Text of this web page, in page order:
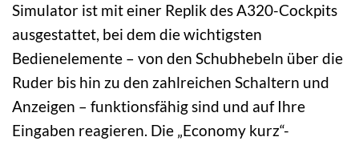
Simulator ist mit einer Replik des A320-Cockpits
ausgestattet, bei dem die wichtigsten
Bedienelemente – von den Schubhebeln über die
Ruder bis hin zu den zahlreichen Schaltern und
Anzeigen – funktionsfähig sind und auf Ihre
Eingaben reagieren. Die „Economy kurz“-